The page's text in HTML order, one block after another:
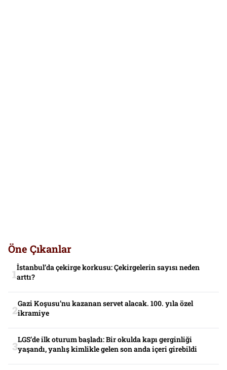
Öne Çıkanlar
İstanbul’da çekirge korkusu: Çekirgelerin sayısı neden
arttı?
Gazi Koşusu’nu kazanan servet alacak. 100. yıla özel
ikramiye
LGS’de ilk oturum başladı: Bir okulda kapı gerginliği
yaşandı, yanlış kimlikle gelen son anda içeri girebildi